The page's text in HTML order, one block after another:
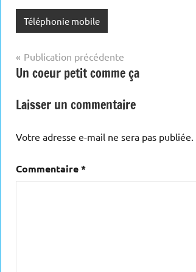
Téléphonie mobile
Navigation
de
l’article
Publication précédente
Un coeur petit comme ça
Laisser un commentaire
Votre adresse e-mail ne sera pas publiée.
Commentaire*